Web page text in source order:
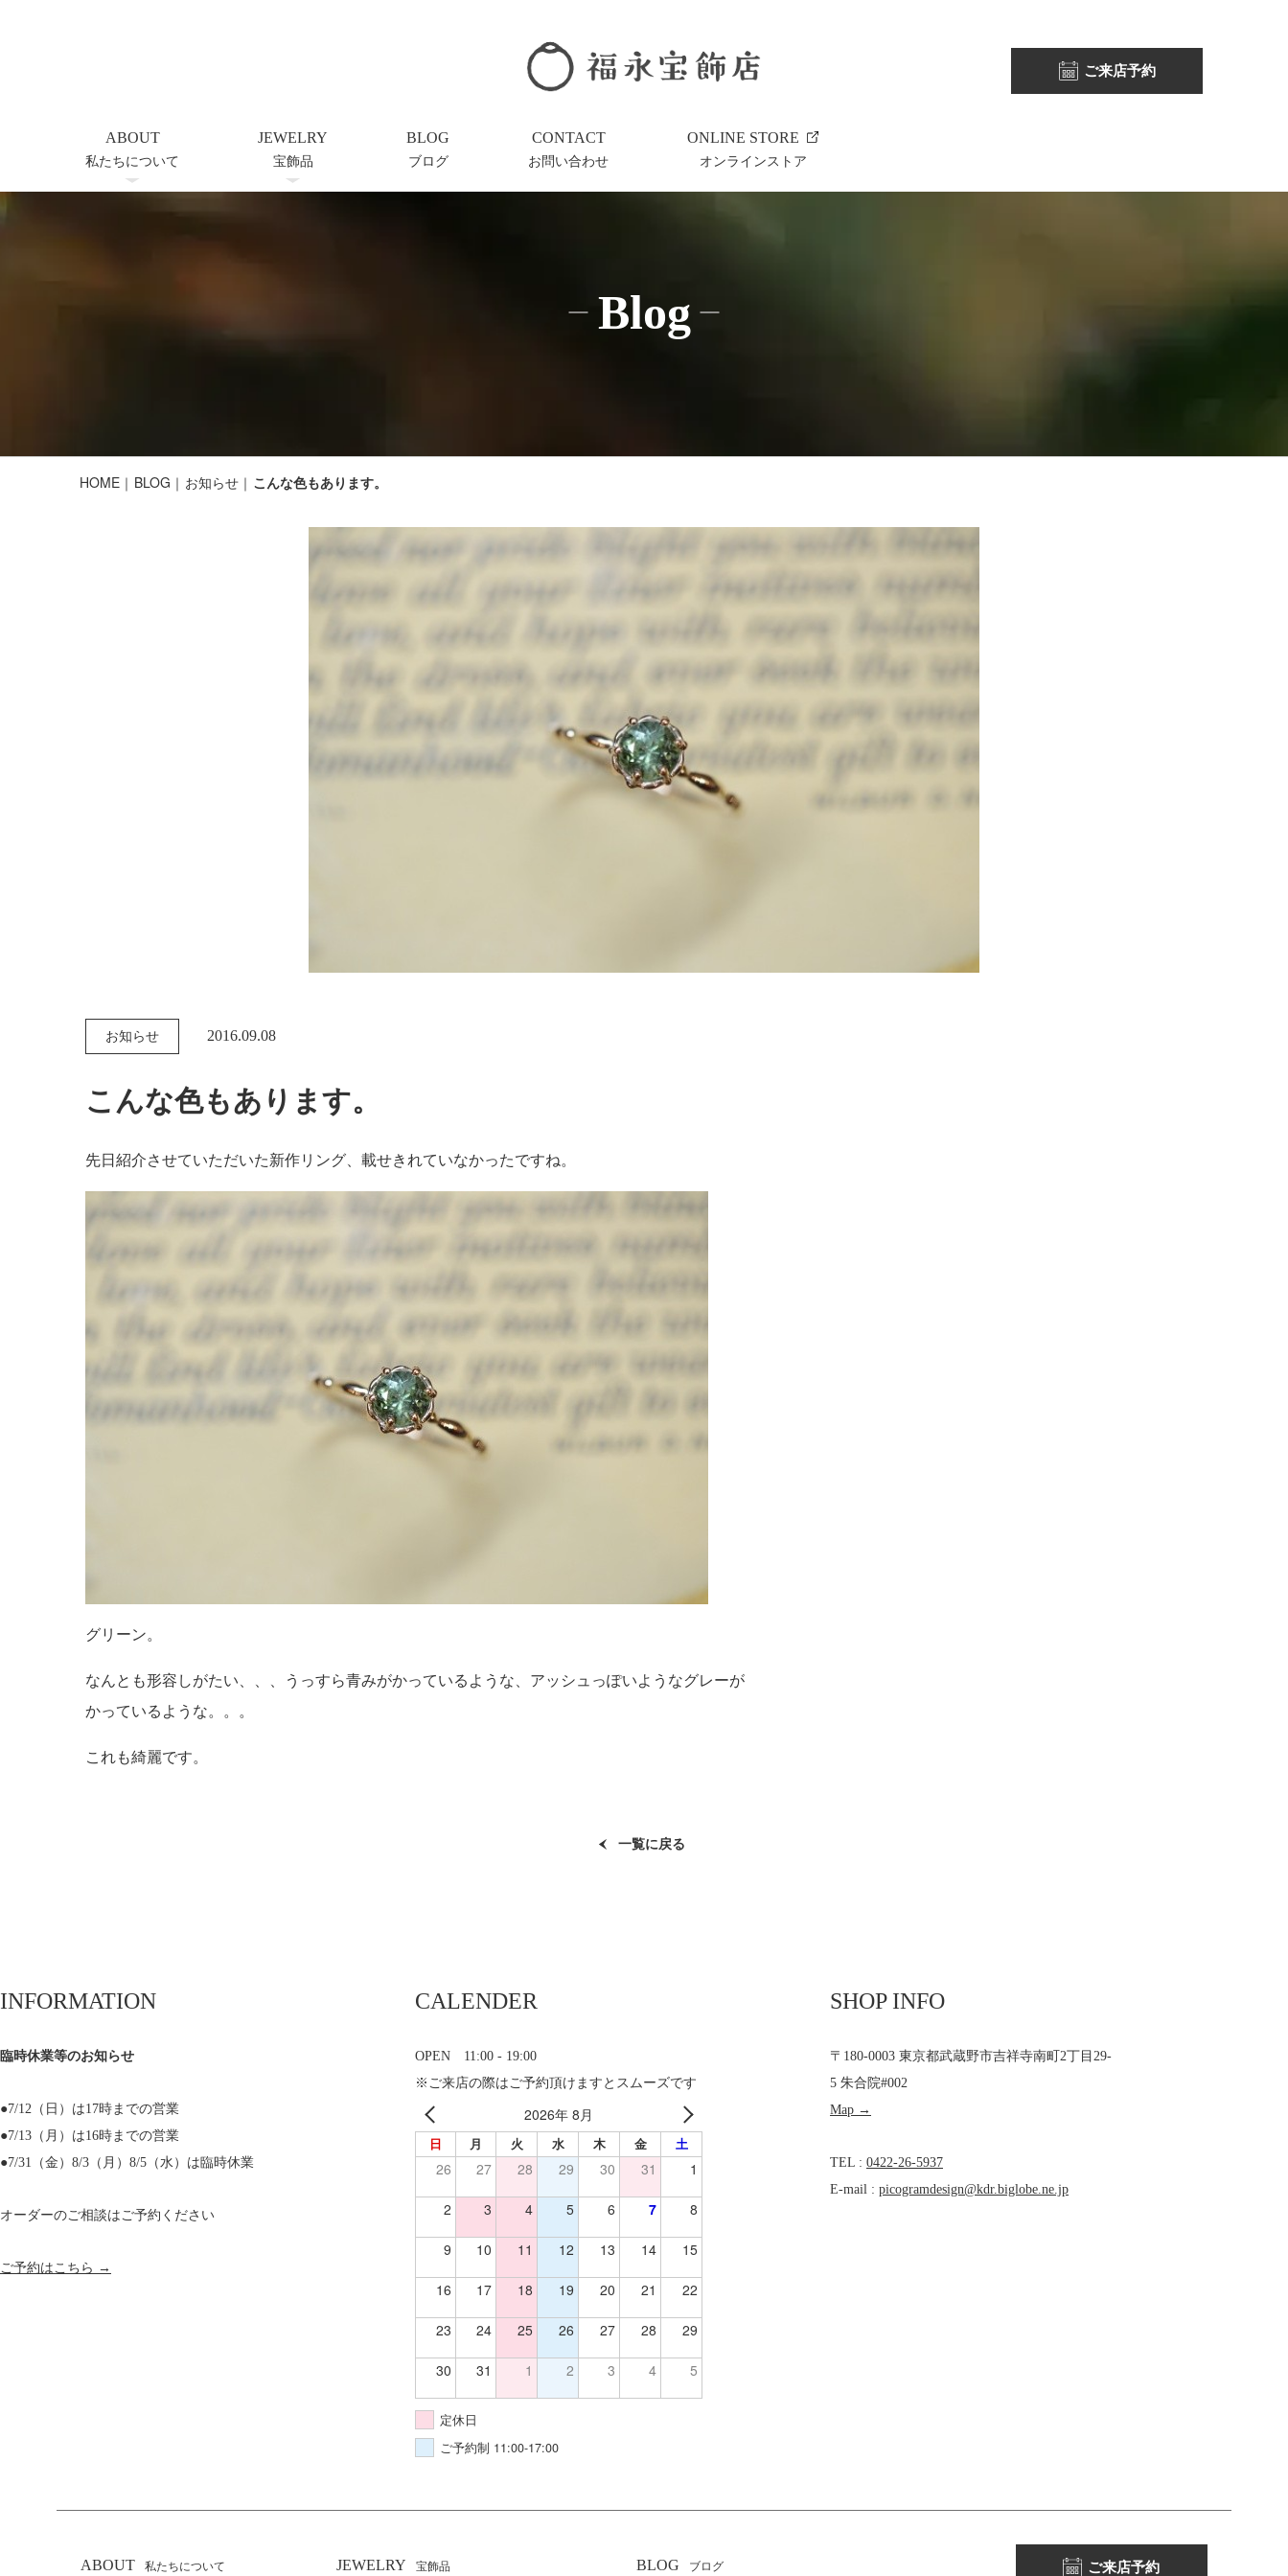
ABOUT
私たちについて
JEWELRY
宝飾品
BLOG
ブログ
CONTACT
お問い合わせ
ONLINE STORE
オンラインストア
ご来店予約
Blog
HOME BLOG お知らせ こんな色もあります。
お知らせ 2016.09.08
こんな色もあります。
先日紹介させていただいた新作リング、載せきれていなかったですね。
グリーン。
なんとも形容しがたい、、、うっすら青みがかっているような、アッシュっぽいようなグレーが
かっているような。。。
これも綺麗です。
一覧に戻る
INFORMATION
臨時休業等のお知らせ
●7/12（日）は17時までの営業
●7/13（月）は16時までの営業
●7/31（金）8/3（月）8/5（水）は臨時休業
オーダーのご相談はご予約ください
ご予約はこちら →
CALENDER
OPEN 11:00 - 19:00
※ご来店の際はご予約頂けますとスムーズです
2026年 8月
日 月 火 水 木 金 土
26 27 28 29 30 31 1
2 3 4 5 6 7 8
9 10 11 12 13 14 15
16 17 18 19 20 21 22
23 24 25 26 27 28 29
30 31 1 2 3 4 5
定休日
ご予約制 11:00-17:00
SHOP INFO
〒180-0003 東京都武蔵野市吉祥寺南町2丁目29-
5 朱合院#002
Map →
TEL : 0422-26-5937
E-mail : picogramdesign@kdr.biglobe.ne.jp
ABOUT 私たちについて JEWELRY 宝飾品 BLOG ブログ ご来店予約